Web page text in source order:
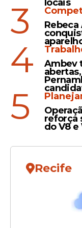
A futura lei
dias de sua
Saúde terá 60
Interação
O deputado
afirmou que
Down fez
e interação
do SUS.
locais
3
Rebeca
4
Ambev
5 reforça
do V8 e
Recife